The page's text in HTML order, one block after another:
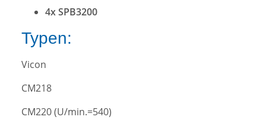
4x SPB3200
Typen:
Vicon
CM218
CM220 (U/min.=540)